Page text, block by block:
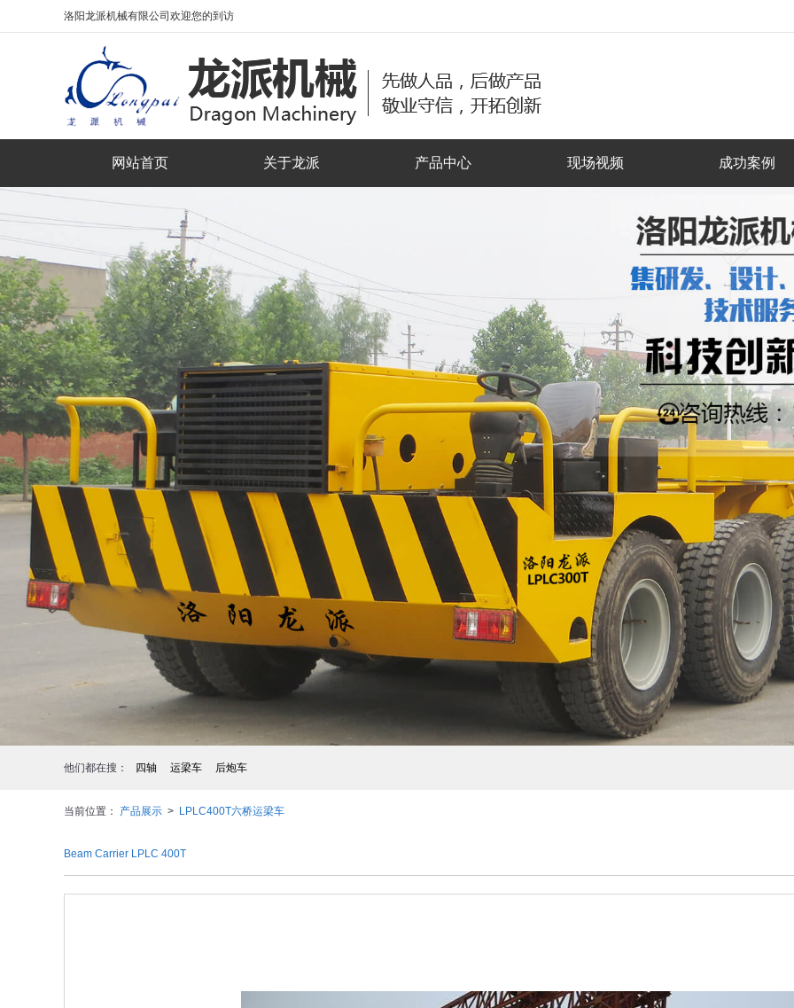
洛阳龙派机械有限公司欢迎您的到访
网站首页 关于龙派 产品中心 现场视频 成功案例
1
他们都在搜： 四轴 运梁车 后炮车
当前位置： 产品展示 > LPLC400T六桥运梁车
Beam Carrier LPLC 400T